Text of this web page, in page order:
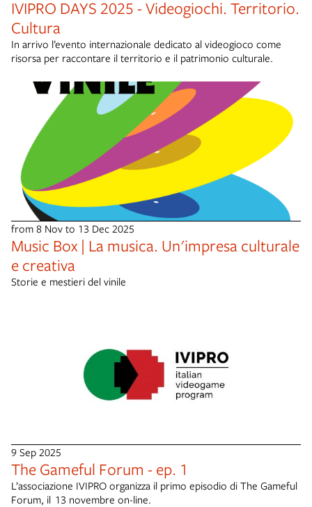
IVIPRO DAYS 2025 - Videogiochi. Territorio.
Cultura
In arrivo l’evento internazionale dedicato al videogioco come
risorsa per raccontare il territorio e il patrimonio culturale.
from 8 Nov to 13 Dec 2025
Music Box | La musica. Un'impresa culturale
e creativa
Storie e mestieri del vinile
9 Sep 2025
The Gameful Forum - ep. 1
L’associazione IVIPRO organizza il primo episodio di The Gameful
Forum, il 13 novembre on-line.